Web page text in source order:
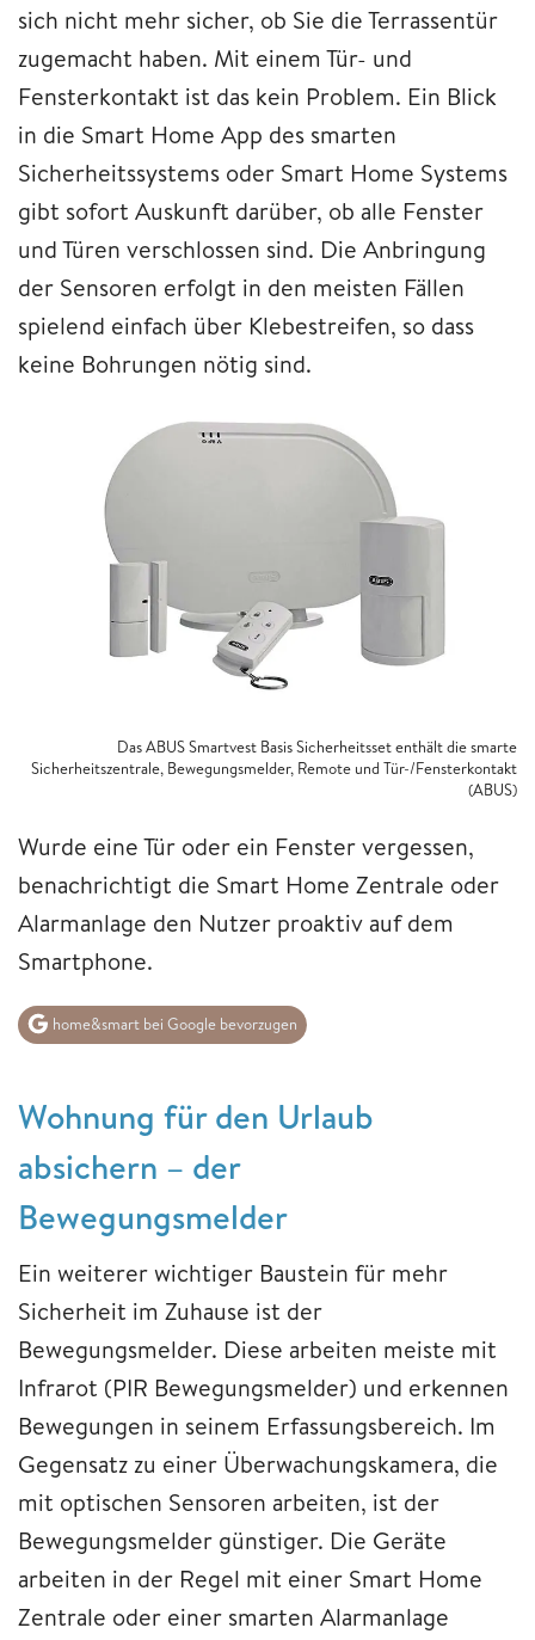
sich nicht mehr sicher, ob Sie die Terrassentür
zugemacht haben. Mit einem Tür- und
Fensterkontakt ist das kein Problem. Ein Blick
in die Smart Home App des smarten
Sicherheitssystems oder Smart Home Systems
gibt sofort Auskunft darüber, ob alle Fenster
und Türen verschlossen sind. Die Anbringung
der Sensoren erfolgt in den meisten Fällen
spielend einfach über Klebestreifen, so dass
keine Bohrungen nötig sind.
Das ABUS Smartvest Basis Sicherheitsset enthält die smarte
Sicherheitszentrale, Bewegungsmelder, Remote und Tür-/Fensterkontakt
(ABUS)
Wurde eine Tür oder ein Fenster vergessen,
benachrichtigt die Smart Home Zentrale oder
Alarmanlage den Nutzer proaktiv auf dem
Smartphone.
home&smart bei Google bevorzugen
Wohnung für den Urlaub
absichern – der
Bewegungsmelder
Ein weiterer wichtiger Baustein für mehr
Sicherheit im Zuhause ist der
Bewegungsmelder. Diese arbeiten meiste mit
Infrarot (PIR Bewegungsmelder) und erkennen
Bewegungen in seinem Erfassungsbereich. Im
Gegensatz zu einer Überwachungskamera, die
mit optischen Sensoren arbeiten, ist der
Bewegungsmelder günstiger. Die Geräte
arbeiten in der Regel mit einer Smart Home
Zentrale oder einer smarten Alarmanlage